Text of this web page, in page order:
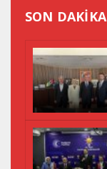
SON DAKİKA